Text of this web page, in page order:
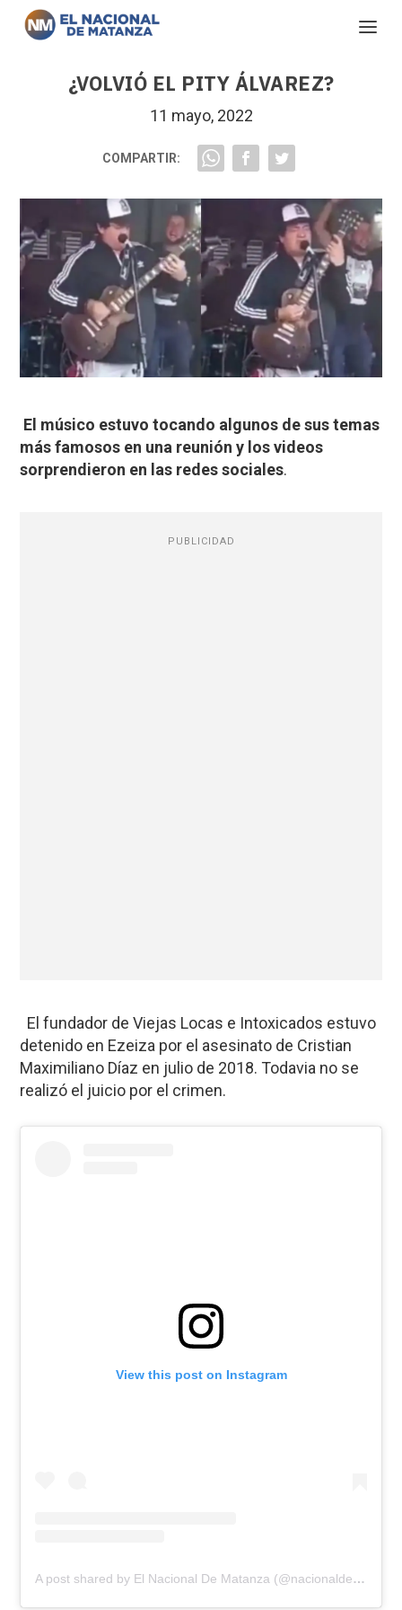
¿VOLVIÓ EL PITY ÁLVAREZ?
11 mayo, 2022
COMPARTIR:
El músico estuvo tocando algunos de sus temas
más famosos en una reunión y ⁣los videos
sorprendieron en las redes sociales.
PUBLICIDAD
⁣ El fundador de Viejas Locas e Intoxicados estuvo
detenido en Ezeiza por el asesinato de Cristian
Maximiliano Díaz en julio de 2018. Todavia no se
realizó el juicio por el crimen.
View this post on Instagram
A post shared by El Nacional De Matanza (@nacionaldematanza)